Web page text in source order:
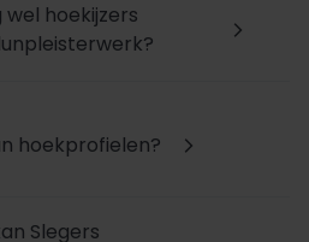
wel hoekijzers
arrow_forward_ios
hoekprofielen? arrow_forward_ios
Slegers